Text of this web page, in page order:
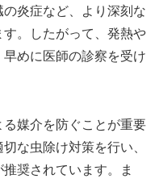
炎症など、より深刻な
。したがって、発熱や
めに医師の診察を受け
媒介を防ぐことが重要
な虫除け対策を行い、
奨されています。ま